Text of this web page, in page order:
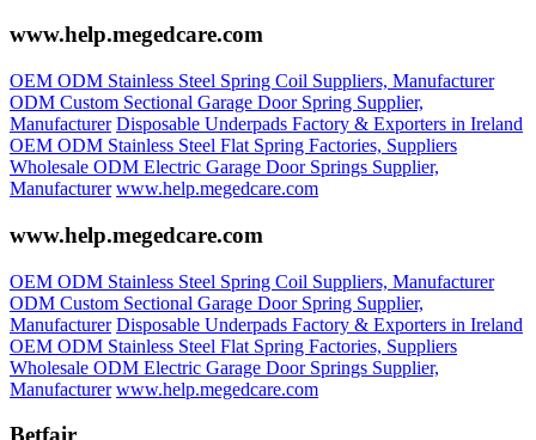
www.help.megedcare.com
OEM ODM Stainless Steel Spring Coil Suppliers, Manufacturer
ODM Custom Sectional Garage Door Spring Supplier,
Manufacturer Disposable Underpads Factory & Exporters in Ireland
OEM ODM Stainless Steel Flat Spring Factories, Suppliers
Wholesale ODM Electric Garage Door Springs Supplier,
Manufacturer www.help.megedcare.com
www.help.megedcare.com
OEM ODM Stainless Steel Spring Coil Suppliers, Manufacturer
ODM Custom Sectional Garage Door Spring Supplier,
Manufacturer Disposable Underpads Factory & Exporters in Ireland
OEM ODM Stainless Steel Flat Spring Factories, Suppliers
Wholesale ODM Electric Garage Door Springs Supplier,
Manufacturer www.help.megedcare.com
Betfair